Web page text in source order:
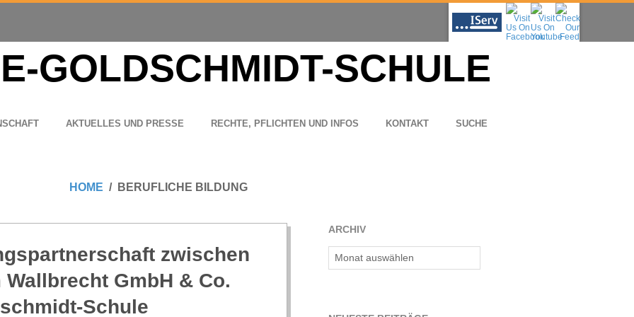
AKTU­EL­LES UND PRESSE RECHTE, PFLICH­TEN UND INFOS KON­TAKT SUCHE
HOME BERUFLICHE BILDUNG
zwi­schen
GmbH & Co.
Schule
ARCHIV
Archiv